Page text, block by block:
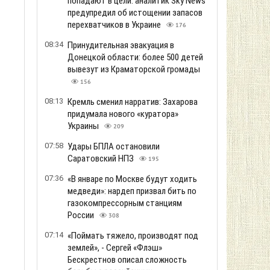
предупредил об истощении запасов
перехватчиков в Украине
176
08:34 Принудительная эвакуация в
Донецкой области: более 500 детей
вывезут из Краматорской громады
156
08:13 Кремль сменил нарратив: Захарова
придумала нового «куратора»
Украины
209
07:58 Удары БПЛА остановили
Саратовский НПЗ
195
07:36 «В январе по Москве будут ходить
медведи»: нардеп призвал бить по
газокомпрессорным станциям
России
308
07:14 «Поймать тяжело, производят под
землей», - Сергей «Флэш»
Бескрестнов описал сложность